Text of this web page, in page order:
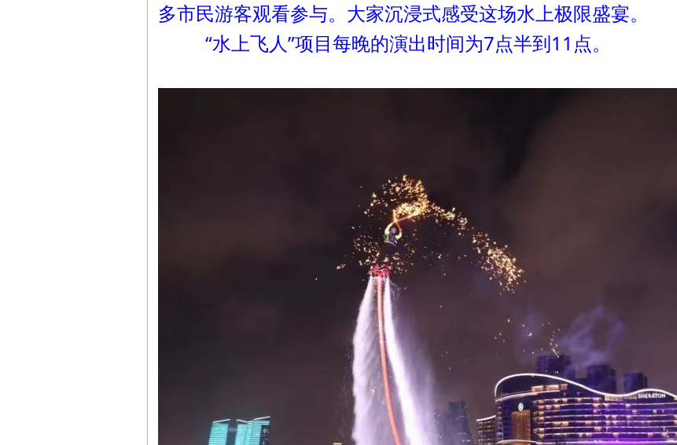
多市民游客观看参与。大家沉浸式感受这场水上极限盛宴。
“水上飞人”项目每晚的演出时间为7点半到11点。